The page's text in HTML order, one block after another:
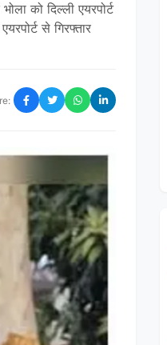
को दिल्ली एयरपोर्ट
से गिरफ्तार